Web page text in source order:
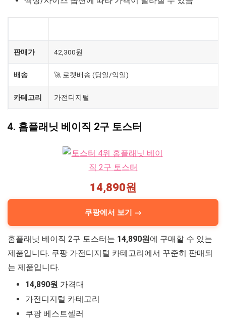
판매가 42,300원
배송 🚀 로켓배송 (당일/익일)
카테고리 가전디지털
4. 홈플래닛 베이직 2구 토스터
14,890원
쿠팡에서 보기 →
홈플래닛 베이직 2구 토스터는 14,890원에 구매할 수 있는
제품입니다. 쿠팡 가전디지털 카테고리에서 꾸준히 판매되
는 제품입니다.
14,890원 가격대
가전디지털 카테고리
쿠팡 베스트셀러